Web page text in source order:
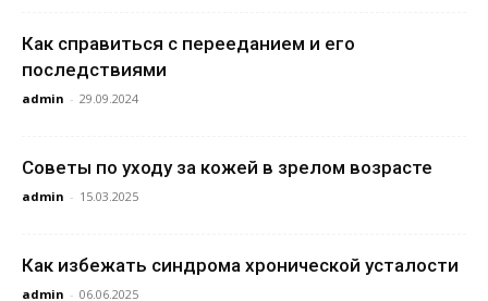
Как справиться с перееданием и его
последствиями
admin - 29.09.2024
Советы по уходу за кожей в зрелом возрасте
admin - 15.03.2025
Как избежать синдрома хронической усталости
admin - 06.06.2025